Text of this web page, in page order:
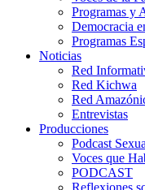
Programas y
Democracia
Programas
Noticias
Red
Red Kichwa
Red
Entrevistas
Producciones
Podcast
Voces que
PODCAST
Reflexiones